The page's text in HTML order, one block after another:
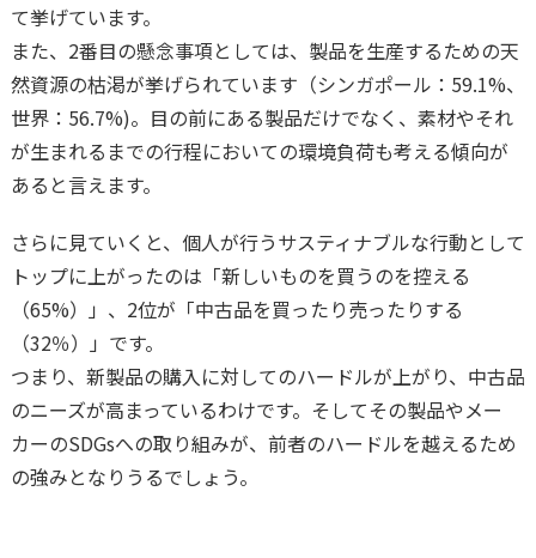
て挙げています。
また、2番目の懸念事項としては、製品を生産するための天
然資源の枯渇が挙げられています（シンガポール：59.1%、
世界：56.7%)。目の前にある製品だけでなく、素材やそれ
が生まれるまでの行程においての環境負荷も考える傾向が
あると言えます。
さらに見ていくと、個人が行うサスティナブルな行動として
トップに上がったのは「新しいものを買うのを控える
（65%）」、2位が「中古品を買ったり売ったりする
（32％）」です。
つまり、新製品の購入に対してのハードルが上がり、中古品
のニーズが高まっているわけです。そしてその製品やメー
カーのSDGsへの取り組みが、前者のハードルを越えるため
の強みとなりうるでしょう。